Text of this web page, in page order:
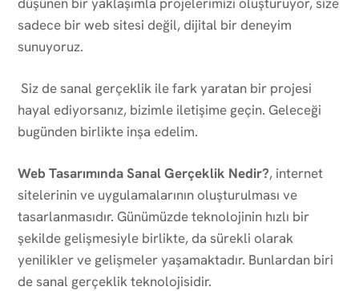
sadece bir web sitesi değil, dijital bir deneyim
sunuyoruz.
Siz de sanal gerçeklik ile fark yaratan bir projesi
hayal ediyorsanız, bizimle iletişime geçin. Geleceği
bugünden birlikte inşa edelim.
Web Tasarımında Sanal Gerçeklik Nedir?, internet
sitelerinin ve uygulamalarının oluşturulması ve
tasarlanmasıdır. Günümüzde teknolojinin hızlı bir
şekilde gelişmesiyle birlikte, da sürekli olarak
yenilikler ve gelişmeler yaşamaktadır. Bunlardan biri
de sanal gerçeklik teknolojisidir.